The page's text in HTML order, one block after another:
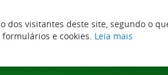
visitantes deste site, segundo o
e cookies. Leia mais